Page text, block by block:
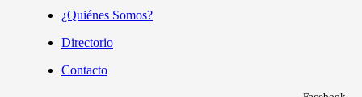
¿Quiénes Somos?
Directorio
Contacto